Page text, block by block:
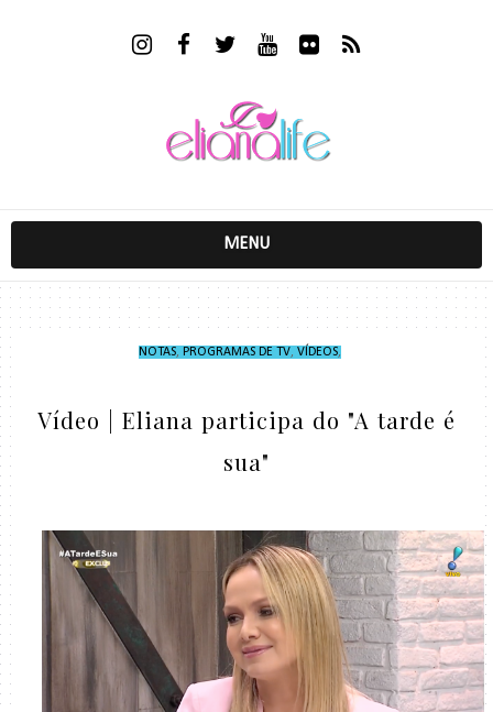
MENU
NOTAS, PROGRAMAS DE TV, VÍDEOS,
Vídeo | Eliana participa do "A tarde é
sua"